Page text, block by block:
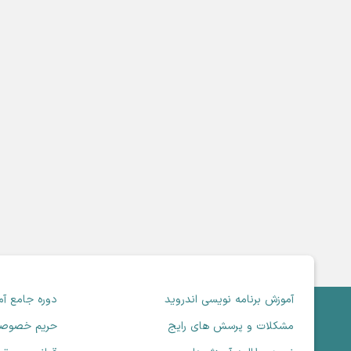
آموزش برنامه نویسی اندروید
مشکلات و پرسش های رایج
دوره جامع
حریم